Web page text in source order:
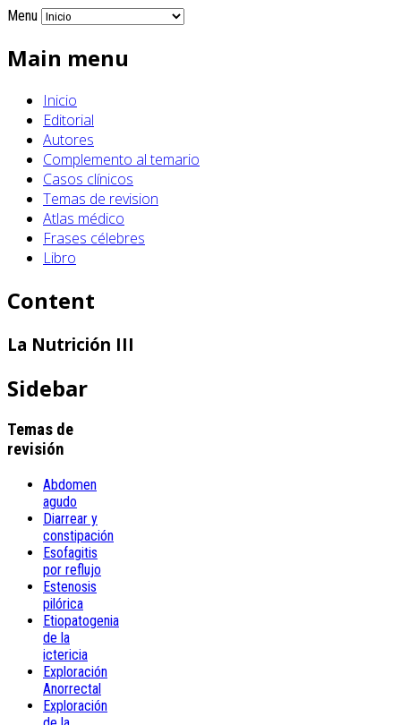
Menu
Main menu
Inicio
Editorial
Autores
Complemento al temario
Casos clínicos
Temas de revision
Atlas médico
Frases célebres
Libro
Content
La Nutrición III
Sidebar
Temas de
revisión
Abdomen
agudo
Diarrear y
constipación
Esofagitis
por reflujo
Estenosis
pilórica
Etiopatogenia
de la
ictericia
Exploración
Anorrectal
Exploración